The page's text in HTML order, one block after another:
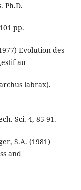
Ph.D.
pp.
Evolution des
au
labrax).
Sci. 4, 85-91.
S.A. (1981)
and